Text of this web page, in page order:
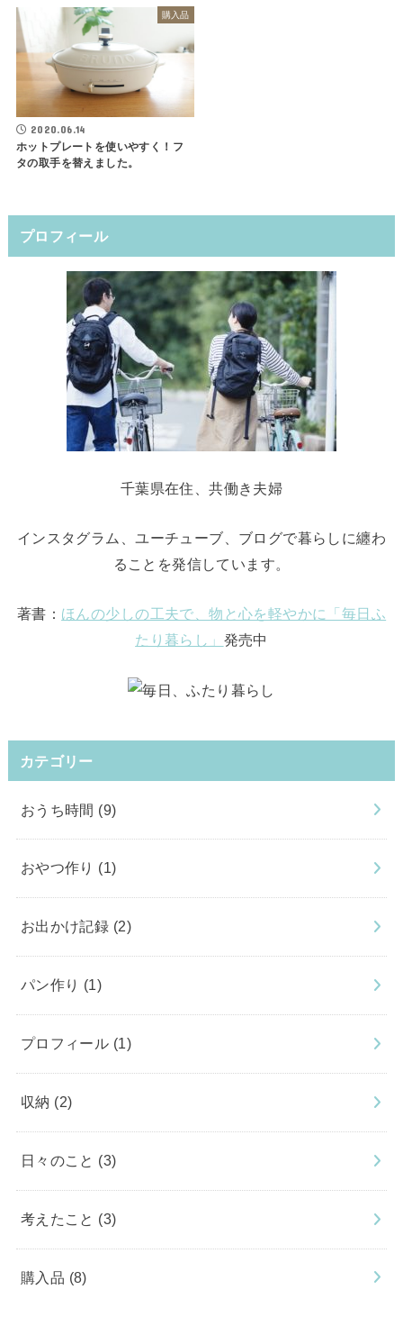
購入品
2020.06.14
ホットプレートを使いやすく！フ
タの取手を替えました。
プロフィール
千葉県在住、共働き夫婦
インスタグラム、ユーチューブ、ブログで暮らしに纏わ
ることを発信しています。
著書： ほんの少しの工夫で、物と心を軽やかに「毎日ふ
たり暮らし」 発売中
カテゴリー
おうち時間 (9)
おやつ作り (1)
お出かけ記録 (2)
パン作り (1)
プロフィール (1)
収納 (2)
日々のこと (3)
考えたこと (3)
購入品 (8)